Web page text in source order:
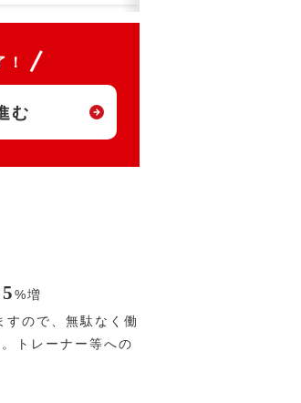
む
%増
すので、無駄なく働
トレーナー等への